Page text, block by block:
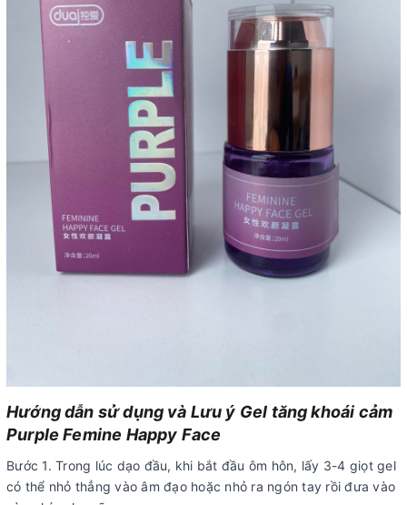
Hướng dẫn sử dụng và Lưu ý Gel tăng khoái cảm
Purple Femine Happy Face
Bước 1. Trong lúc dạo đầu, khi bắt đầu ôm hôn, lấy 3-4 giọt gel
có thể nhỏ thẳng vào âm đạo hoặc nhỏ ra ngón tay rồi đưa vào